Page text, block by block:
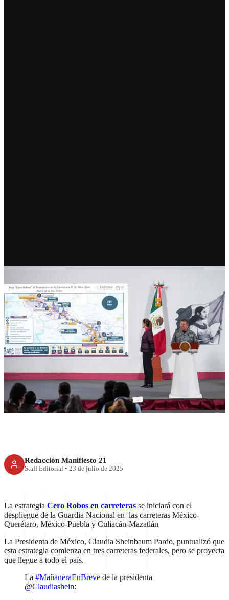
RECIENTE
‘Cero Robos’ en carreteras con
nueva estrategia
Redacción Manifiesto 21
Staff Editorial • 23 de julio de 2025
La estrategia Cero Robos en carreteras se iniciará con el
despliegue de la Guardia Nacional en las carreteras México-
Querétaro, México-Puebla y Culiacán-Mazatlán
La Presidenta de México, Claudia Sheinbaum Pardo, puntualizó que
esta estrategia comienza en tres carreteras federales, pero se proyecta
que llegue a todo el país.
La #MañaneraEnBreve de la presidenta
@Claudiashein: